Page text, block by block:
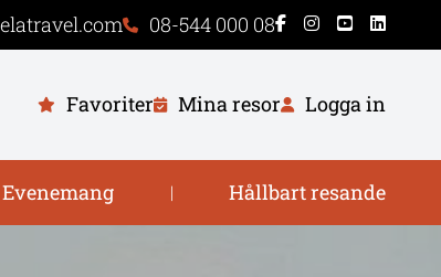
08-544 000 08
Favoriter Mina resor Logga in
Evenemang | Hållbart resande